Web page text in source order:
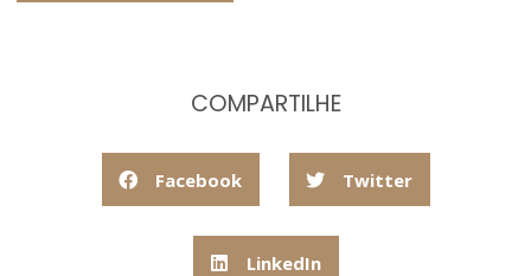
COMPARTILHE
Facebook Twitter
LinkedIn